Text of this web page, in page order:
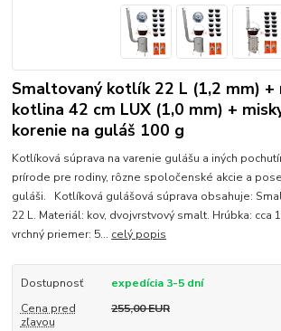
Smaltovaný kotlík 22 L (1,2 mm) +
kotlina 42 cm LUX (1,0 mm) +
korenie na guláš 100 g
Kotlíková súprava na varenie gulášu a iných
prírode pre rodiny, rôzne spoločenské akcie a
guláši. Kotlíková gulášová súprava obsahuje:
22 L. Materiál: kov, dvojvrstvový smalt. Hrúbka: cca
vrchný priemer: 5... celý popis
Dostupnosť
expedícia 3-5 dní
Cena pred
zľavou
255,00 EUR